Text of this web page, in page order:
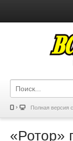
Полная версия
«Ротор»